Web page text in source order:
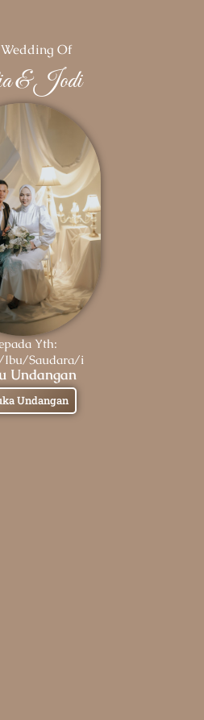
Of
& Jodi
Yth:
Ibu/Saudara/i
Undangan
Undangan